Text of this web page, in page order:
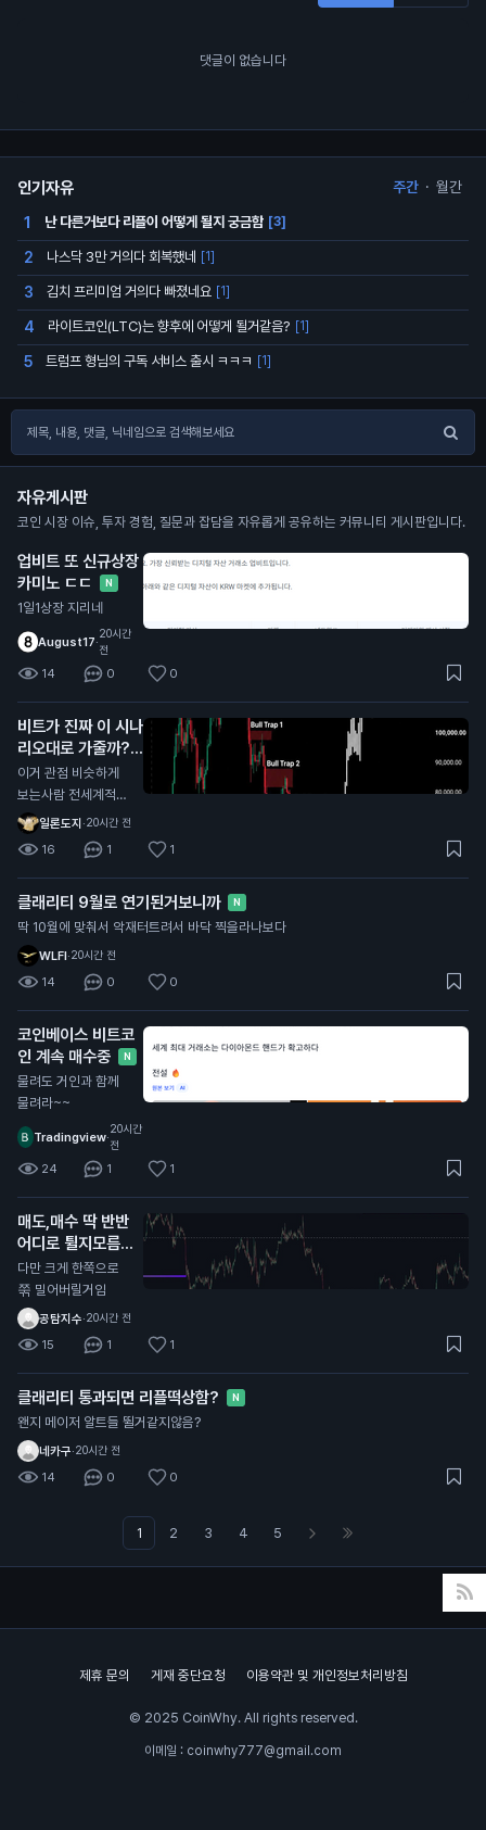
댓글이 없습니다
인기자유 주간 · 월간
1 난 다른거보다 리플이 어떻게 될지 궁금함 [3]
2 나스닥 3만 거의다 회복했네 [1]
3 김치 프리미엄 거의다 빠졌네요 [1]
4 라이트코인(LTC)는 향후에 어떻게 될거같음? [1]
5 트럼프 형님의 구독 서비스 출시 ㅋㅋㅋ [1]
자유게시판
코인 시장 이슈, 투자 경험, 질문과 잡담을 자유롭게 공유하는 커뮤니티 게시판입니다.
업비트 또 신규상장
카미노 ㄷㄷ
N
1일1상장 지리네
August17·
20시간
전
14 0 0
비트가 진짜 이 시나
리오대로 가줄까?
N
이거 관점 비슷하게
보는사람 전세계적으
로 너무 많던데
일론도지·20시간 전
16 1 1
클래리티 9월로 연기된거보니까 N
딱 10월에 맞춰서 악재터트려서 바닥 찍을라나보다
WLFI·20시간 전
14 0 0
코인베이스 비트코
인 계속 매수중
N
물려도 거인과 함께
물려라~~
Tradingview·
20시간
전
24 1 1
매도,매수 딱 반반
어디로 튈지모름
N
다만 크게 한쪽으로
쭊 밀어버릴거임
공탐지수·20시간 전
15 1 1
클래리티 통과되면 리플떡상함? N
왠지 메이저 알트들 뛸거같지않음?
네카구·20시간 전
14 0 0
1 2 3 4 5
제휴 문의 게재 중단요청 이용약관 및 개인정보처리방침
© 2025 CoinWhy. All rights reserved.
이메일 : coinwhy777@gmail.com